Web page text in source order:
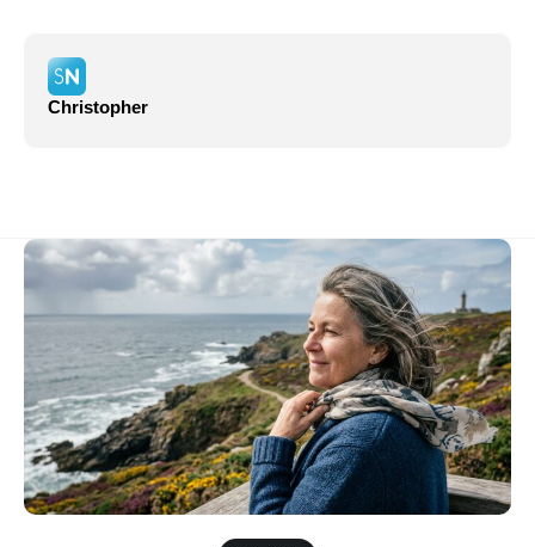
Christopher